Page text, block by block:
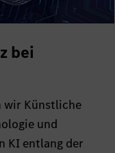
bei
wir Künstliche
und
KI entlang der